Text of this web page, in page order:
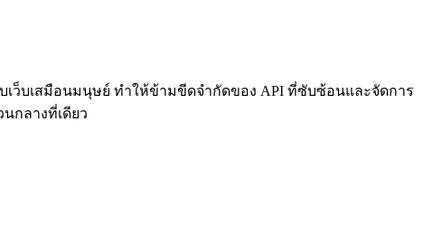
ว็บเสมือนมนุษย์ ทำให้ข้ามขีดจำกัดของ API ที่ซับซ้อนและจัดการ
กลางที่เดียว